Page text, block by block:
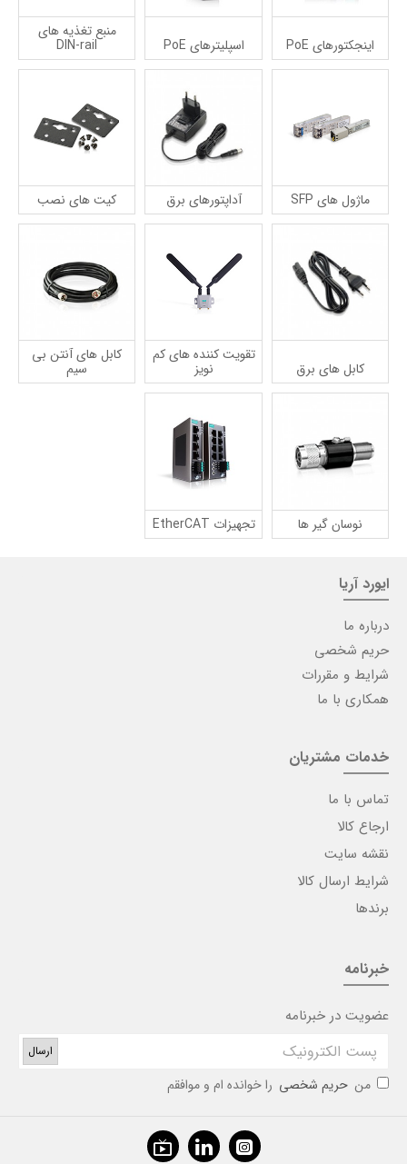
اینجکتورهای PoE اسپلیترهای PoE
منبع تغذیه های
DIN-rail
ماژول های SFP آداپتورهای برق کیت های نصب
کابل های برق
تقویت کننده های کم
نویز
کابل های آنتن بی
سیم
نوسان گیر ها تجهیزات EtherCAT
ایورد آریا
درباره ما
حریم شخصی
شرایط و مقررات
همکاری با ما
خدمات مشتریان
تماس با ما
ارجاع کالا
نقشه سایت
شرایط ارسال کالا
برندها
خبرنامه
عضویت در خبرنامه
ارسال
من حریم شخصی را خوانده ام و موافقم